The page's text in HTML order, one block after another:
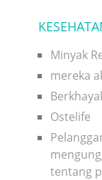
Minyak
mereka
Berkhayal
Ostelife
tentang